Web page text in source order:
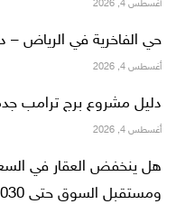
أغسطس 4, 2026
حي الفاخرية في الرياض –
أغسطس 4, 2026
دليل مشروع برج ترامب
أغسطس 4, 2026
هل ينخفض العقار في
ومستقبل السوق حتى 2030